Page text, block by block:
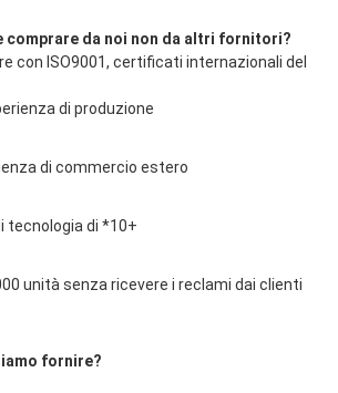
comprare da noi non da altri fornitori?
con ISO9001, certificati internazionali del
di produzione
di commercio estero
tecnologia di *10+
unità senza ricevere i reclami dai clienti
fornire?